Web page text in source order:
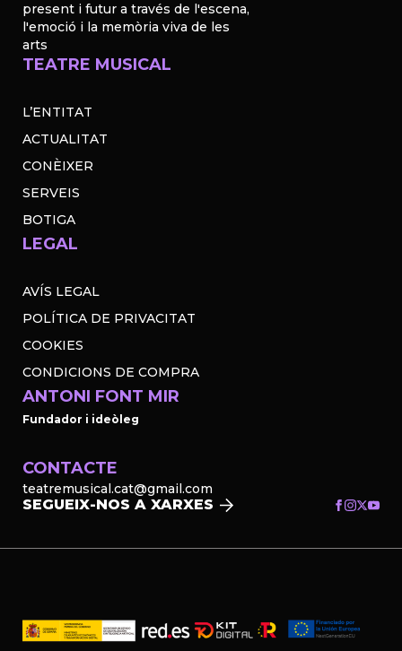
present i futur a través de l'escena,
l'emoció i la memòria viva de les
arts
TEATRE MUSICAL
L’ENTITAT
ACTUALITAT
CONÈIXER
SERVEIS
BOTIGA
LEGAL
AVÍS LEGAL
POLÍTICA DE PRIVACITAT
COOKIES
CONDICIONS DE COMPRA
ANTONI FONT MIR
Fundador i ideòleg
CONTACTE
teatremusical.cat@gmail.com
SEGUEIX-NOS A XARXES